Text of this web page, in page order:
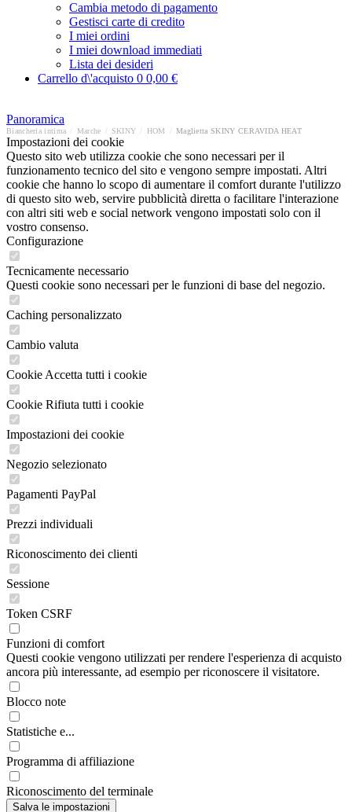
Cambia metodo di pagamento
Gestisci carte di credito
I miei ordini
I miei download immediati
Lista dei desideri
Carrello d\'acquisto 0 0,00 €
Panoramica
Biancheria intima Marche SKINY HOM Maglietta SKINY CERAVIDA HEAT
Impostazioni dei cookie
Questo sito web utilizza cookie che sono necessari per il
funzionamento tecnico del sito e vengono sempre impostati. Altri
cookie che hanno lo scopo di aumentare il comfort durante l'utilizzo
di questo sito web, servire pubblicità diretta o facilitare l'interazione
con altri siti web e social network vengono impostati solo con il
vostro consenso.
Configurazione
Tecnicamente necessario
Questi cookie sono necessari per le funzioni di base del negozio.
Caching personalizzato
Cambio valuta
Cookie Accetta tutti i cookie
Cookie Rifiuta tutti i cookie
Impostazioni dei cookie
Negozio selezionato
Pagamenti PayPal
Prezzi individuali
Riconoscimento dei clienti
Sessione
Token CSRF
Funzioni di comfort
Questi cookie vengono utilizzati per rendere l'esperienza di acquisto
ancora più interessante, ad esempio per riconoscere il visitatore.
Blocco note
Statistiche e...
Programma di affiliazione
Riconoscimento del terminale